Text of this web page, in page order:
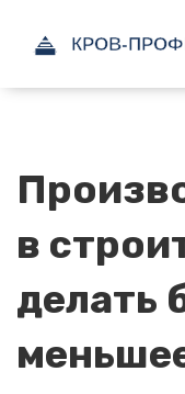
в
делать